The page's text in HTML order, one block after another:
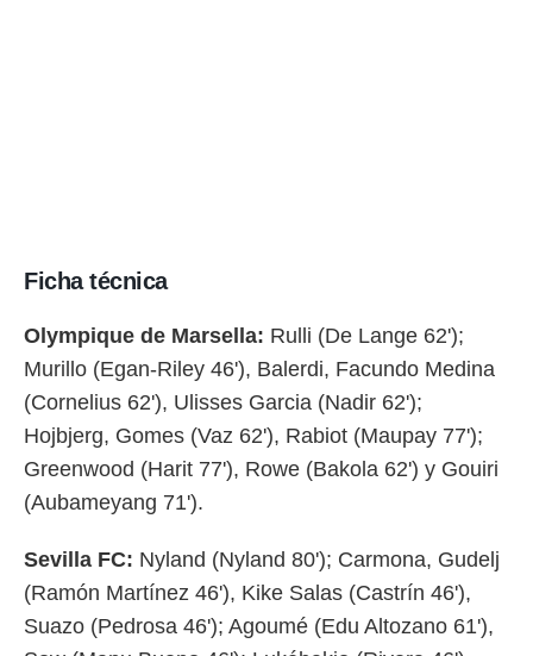
Ficha técnica
Olympique de Marsella: Rulli (De Lange 62');
Murillo (Egan-Riley 46'), Balerdi, Facundo Medina
(Cornelius 62'), Ulisses Garcia (Nadir 62');
Hojbjerg, Gomes (Vaz 62'), Rabiot (Maupay 77');
Greenwood (Harit 77'), Rowe (Bakola 62') y Gouiri
(Aubameyang 71').
Sevilla FC: Nyland (Nyland 80'); Carmona, Gudelj
(Ramón Martínez 46'), Kike Salas (Castrín 46'),
Suazo (Pedrosa 46'); Agoumé (Edu Altozano 61'),